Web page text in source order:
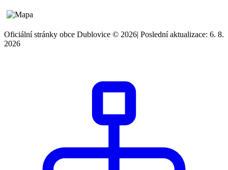
Oficiální stránky obce Dublovice © 2026| Poslední aktualizace: 6. 8.
2026